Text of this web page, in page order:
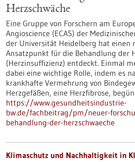
Herzschwäche
Eine Gruppe von Forschern am
Angioscience (ECAS) der
der Universität Heidelberg hat einen
Ansatzpunkt für die Behandlung der
(Herzinsuffizienz) entdeckt. Einmal
dabei eine wichtige Rolle, indem es
krankhafte Vermehrung von
Herzgefäßen, eine Herzfibrose,
https://www.gesundheitsindustrie-
bw.de/fachbeitrag/pm/neuer-
behandlung-der-herzschwaeche
Klimaschutz und Nachhaltigkeit in